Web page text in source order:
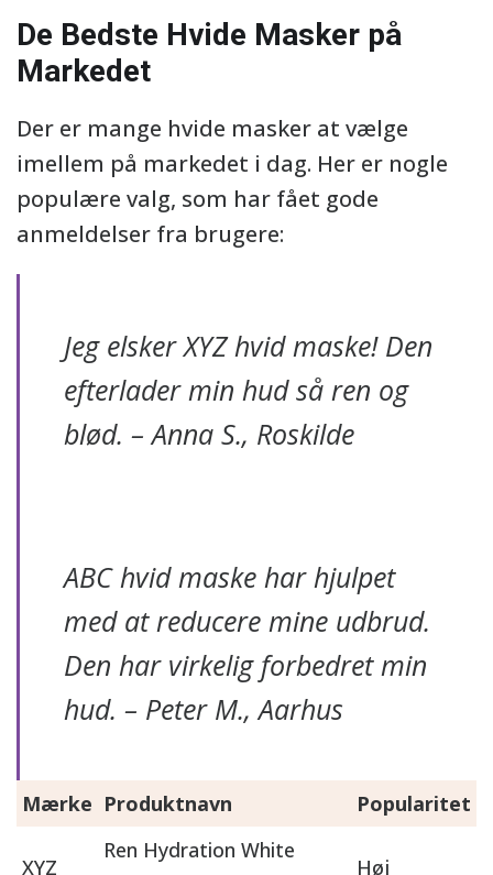
De Bedste Hvide Masker på
Markedet
Der er mange hvide masker at vælge
imellem på markedet i dag. Her er nogle
populære valg, som har fået gode
anmeldelser fra brugere:
Jeg elsker XYZ hvid maske! Den
efterlader min hud så ren og
blød. – Anna S., Roskilde
ABC hvid maske har hjulpet
med at reducere mine udbrud.
Den har virkelig forbedret min
hud. – Peter M., Aarhus
Mærke Produktnavn Popularitet
XYZ
Ren Hydration White
Høj